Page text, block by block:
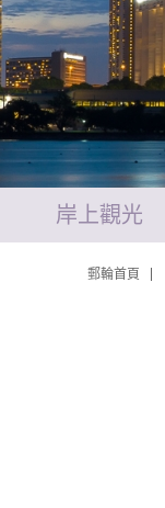
岸上觀光
郵輪首頁